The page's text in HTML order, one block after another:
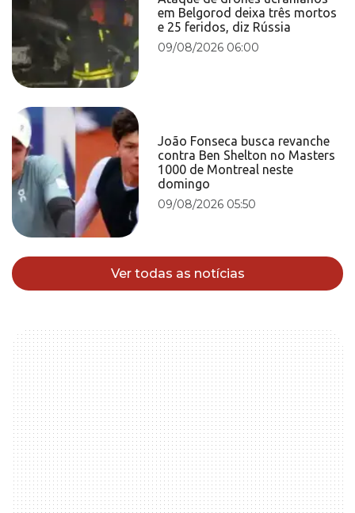
em Belgorod deixa três mortos
e 25 feridos, diz Rússia
09/08/2026 06:00
João Fonseca busca revanche
contra Ben Shelton no Masters
1000 de Montreal neste
domingo
09/08/2026 05:50
Ver todas as notícias